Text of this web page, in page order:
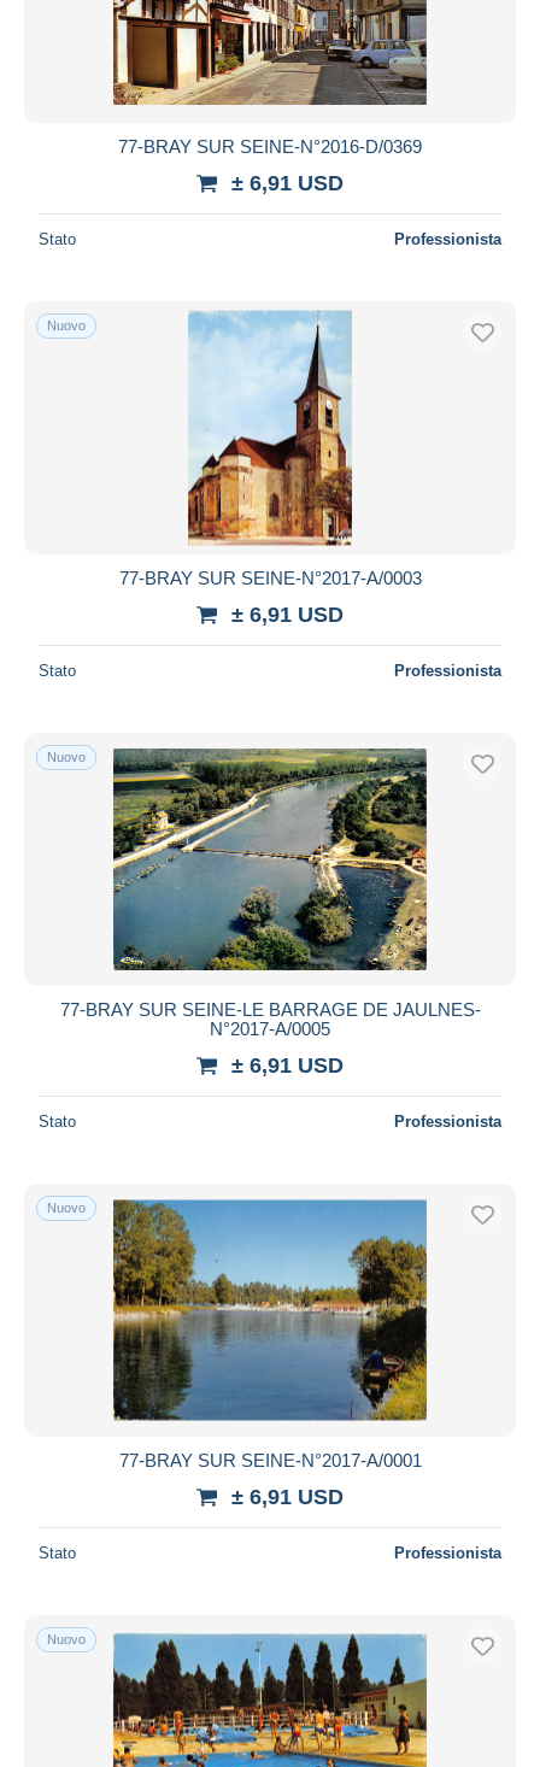
77-BRAY SUR SEINE-N°2016-D/0369
± 6,91 USD
Stato Professionista
Nuovo
77-BRAY SUR SEINE-N°2017-A/0003
± 6,91 USD
Stato Professionista
Nuovo
77-BRAY SUR SEINE-LE BARRAGE DE JAULNES-
N°2017-A/0005
± 6,91 USD
Stato Professionista
Nuovo
77-BRAY SUR SEINE-N°2017-A/0001
± 6,91 USD
Stato Professionista
Nuovo